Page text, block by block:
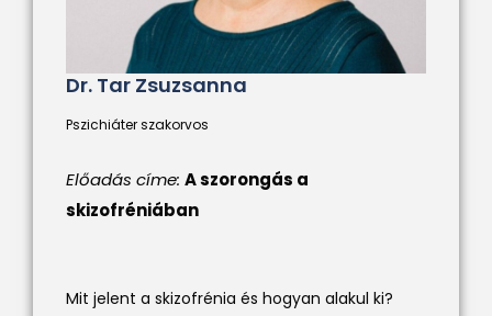
Dr. Tar Zsuzsanna
Pszichiáter szakorvos
Előadás címe: A szorongás a
skizofréniában
Mit jelent a skizofrénia és hogyan alakul ki?